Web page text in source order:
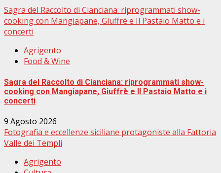
Sagra del Raccolto di Cianciana: riprogrammati show-
cooking con Mangiapane, Giuffrè e Il Pastaio Matto e i
concerti
Agrigento
Food & Wine
Sagra del Raccolto di Cianciana: riprogrammati show-
cooking con Mangiapane, Giuffrè e Il Pastaio Matto e i
concerti
9 Agosto 2026
Fotografia e eccellenze siciliane protagoniste alla Fattoria
Valle dei Templi
Agrigento